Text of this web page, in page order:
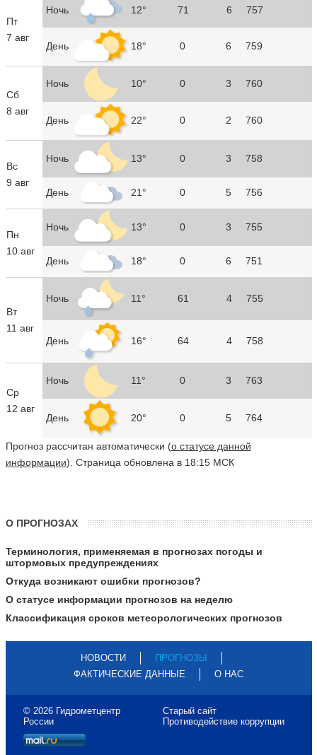
Пт
7 авг
Ночь 12° 71 6 757
День 18° 0 6 759
Сб
8 авг
Ночь 10° 0 3 760
День 22° 0 2 760
Вс
9 авг
Ночь 13° 0 3 758
День 21° 0 5 756
Пн
10 авг
Ночь 13° 0 3 755
День 18° 0 6 751
Вт
11 авг
Ночь 11° 61 4 755
День 16° 64 4 758
Ср
12 авг
Ночь 11° 0 3 763
День 20° 0 5 764
Прогноз рассчитан автоматически (о статусе данной
информации). Страница обновлена в 18:15 МСК
О ПРОГНОЗАХ
Терминология, применяемая в прогнозах погоды и
штормовых предупреждениях
Откуда возникают ошибки прогнозов?
О статусе информации прогнозов на неделю
Классификация сроков метеорологических прогнозов
НОВОСТИ
ПРОГНОЗЫ
ФАКТИЧЕСКИЕ ДАННЫЕ
О НАС
© 2026 Гидрометцентр
России
Старый сайт
Противодействие коррупции